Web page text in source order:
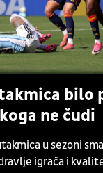
bilo
ne čudi
u sezoni
igrača i